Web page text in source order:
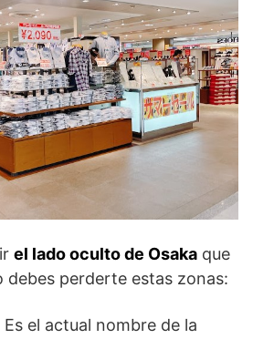
el lado oculto de Osaka que
debes perderte estas zonas:
Es el actual nombre de la